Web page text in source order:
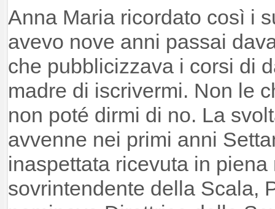
Anna Maria ricordato così i
avevo nove anni passai
che pubblicizzava i corsi di
madre di iscrivermi. Non le
non poté dirmi di no. La
avvenne nei primi anni
inaspettata ricevuta in piena
sovrintendente della Scala,